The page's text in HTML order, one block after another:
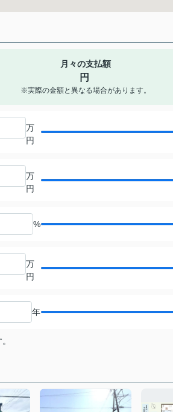
月々の支払額
円
※実際の金額と異なる場合があります。
万
円
万
円
%
万
円
年